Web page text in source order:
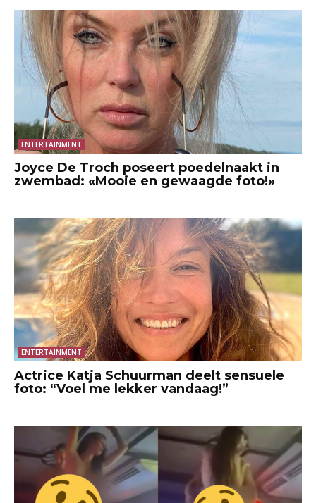
ENTERTAINMENT
Joyce De Troch poseert poedelnaakt in
zwembad: «Mooie en gewaagde foto!»
ENTERTAINMENT
Actrice Katja Schuurman deelt sensuele
foto: “Voel me lekker vandaag!”